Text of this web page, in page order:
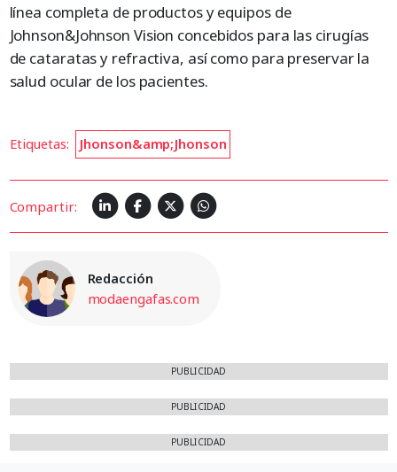
línea completa de productos y equipos de
Johnson&Johnson Vision concebidos para las cirugías
de cataratas y refractiva, así como para preservar la
salud ocular de los pacientes.
Etiquetas: Jhonson&amp;Jhonson
Compartir:
Redacción
modaengafas.com
PUBLICIDAD
PUBLICIDAD
PUBLICIDAD